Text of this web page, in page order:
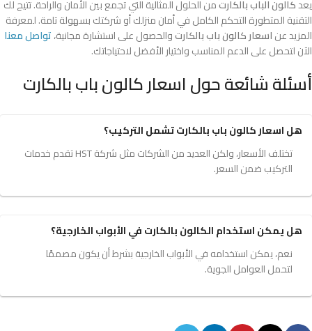
يعدكالون الباب بالكارتمن الحلول المثالية التي تجمع بين الأمان والراحة. تتيح لك
التقنية المتطورة التحكم الكامل في أمان منزلك أو شركتك بسهولة تامة. لمعرفة
المزيد عناسعار كالون باب بالكارتوالحصول على استشارة مجانية،تواصل معنا
الآن لتحصل على الدعم المناسب واختيار الأفضل لاحتياجاتك.
أسئلة شائعة حول اسعار كالون باب بالكارت
هل اسعار كالون باب بالكارت تشمل التركيب؟
تختلف الأسعار، ولكن العديد من الشركات مثل شركة HST تقدم خدمات
التركيب ضمن السعر.
هل يمكن استخدام الكالون بالكارت في الأبواب الخارجية؟
نعم، يمكن استخدامه في الأبواب الخارجية بشرط أن يكون مصممًا
لتحمل العوامل الجوية.